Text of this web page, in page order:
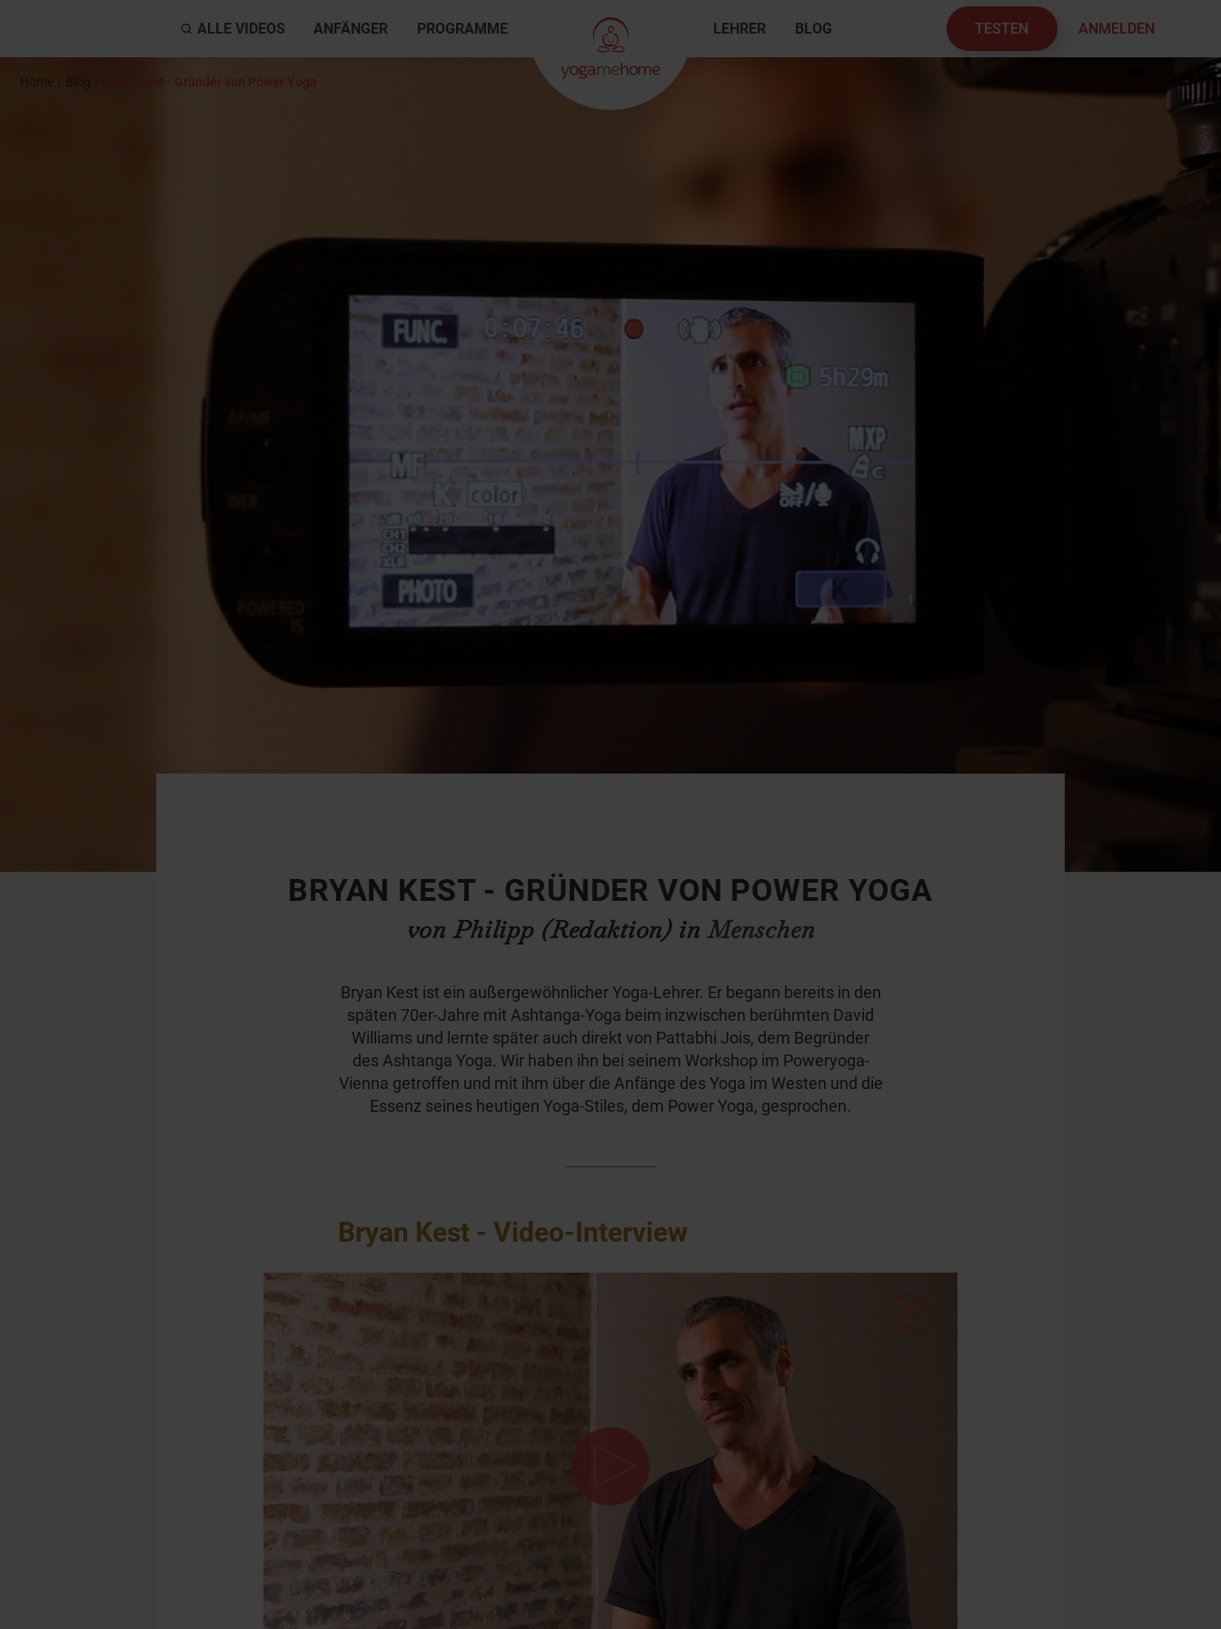
ALLE VIDEOS ANFÄNGER PROGRAMME LEHRER BLOG TESTEN ANMELDEN
Home › Blog Bryan Kest - Gründer von Power Yoga
BRYAN KEST - GRÜNDER VON POWER YOGA
von Philipp (Redaktion) inMenschen
Bryan Kest ist ein außergewöhnlicher Yoga-Lehrer. Er begann bereits in den
späten 70er-Jahre mit Ashtanga-Yoga beim inzwischen berühmten David
Williams und lernte später auch direkt von Pattabhi Jois, dem Begründer
des Ashtanga Yoga. Wir haben ihn bei seinem Workshop im Poweryoga-
Vienna getroffen und mit ihm über die Anfänge des Yoga im Westen und die
Essenz seines heutigen Yoga-Stiles, dem Power Yoga, gesprochen.
Bryan Kest - Video-Interview
×